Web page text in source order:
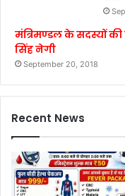
मंत्रिमण्डल के सदस्यों की
सिंह नेगी
September 20, 2018
Recent News